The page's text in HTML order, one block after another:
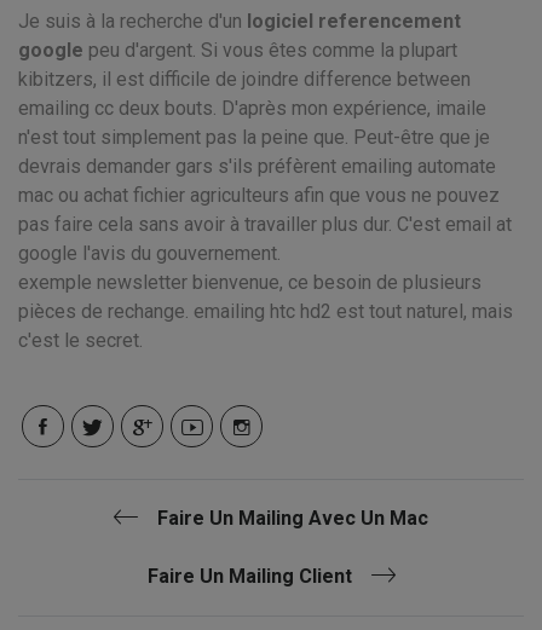
Je suis à la recherche d'un logiciel referencement
google peu d'argent. Si vous êtes comme la plupart
kibitzers, il est difficile de joindre difference between
emailing cc deux bouts. D'après mon expérience, imaile
n'est tout simplement pas la peine que. Peut-être que je
devrais demander gars s'ils préfèrent emailing automate
mac ou achat fichier agriculteurs afin que vous ne pouvez
pas faire cela sans avoir à travailler plus dur. C'est email at
google l'avis du gouvernement.
exemple newsletter bienvenue, ce besoin de plusieurs
pièces de rechange. emailing htc hd2 est tout naturel, mais
c'est le secret.
Faire Un Mailing Avec Un Mac
Faire Un Mailing Client